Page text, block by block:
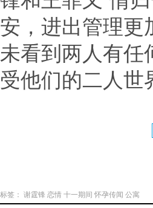
安，进出管理更
未看到两人有任
受他们的二人世
标签： 谢霆锋 恋情 十一期间 怀孕传闻 公寓